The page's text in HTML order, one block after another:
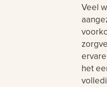
Veel
het